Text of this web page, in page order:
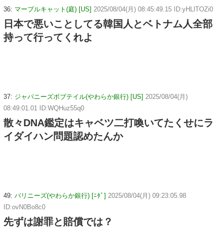
36: マーブルキャット(庭) [US] 2025/08/04(月) 08:45:49.15 ID:yHLlTOZi0
日本で悪いことしてる韓国人とベトナム人全部
持って行ってくれよ
37: ジャパニーズボブテイル(やわらか銀行) [US] 2025/08/04(月)
08:49:01.01 ID:WQHuz55q0
散々DNA鑑定はキャベツ二打喚いてたくせにラ
イダイハン問題認めたんか
49: バリニーズ(やわらか銀行) [ﾆﾀﾞ] 2025/08/04(月) 09:23:05.98
ID:ovN0Bo8c0
先ずは謝罪と賠償では？